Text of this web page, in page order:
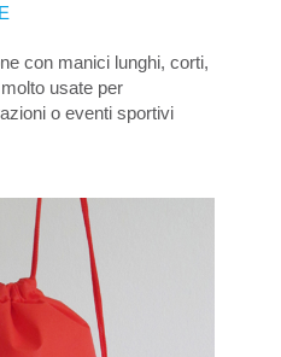
con manici lunghi, corti,
usate per
o eventi sportivi